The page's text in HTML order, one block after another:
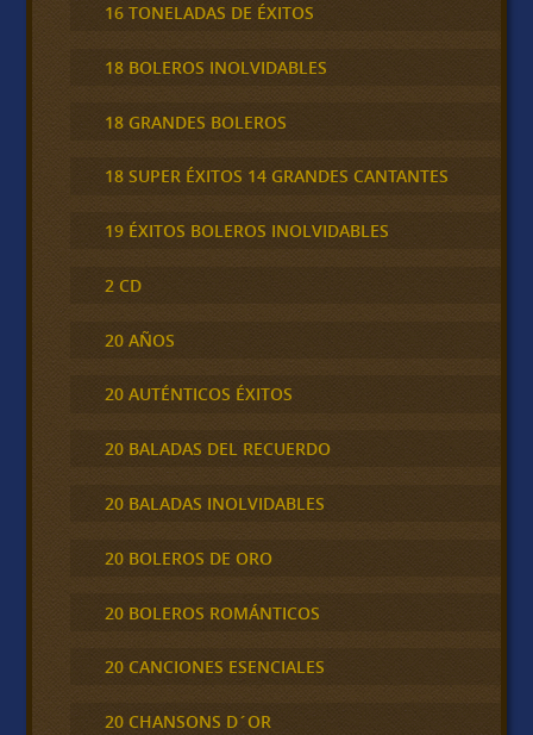
16 TONELADAS DE ÉXITOS
18 BOLEROS INOLVIDABLES
18 GRANDES BOLEROS
18 SUPER ÉXITOS 14 GRANDES CANTANTES
19 ÉXITOS BOLEROS INOLVIDABLES
2 CD
20 AÑOS
20 AUTÉNTICOS ÉXITOS
20 BALADAS DEL RECUERDO
20 BALADAS INOLVIDABLES
20 BOLEROS DE ORO
20 BOLEROS ROMÁNTICOS
20 CANCIONES ESENCIALES
20 CHANSONS D´OR